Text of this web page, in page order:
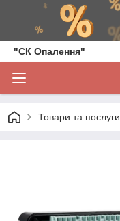
"СК Опалення"
Товари та послуги